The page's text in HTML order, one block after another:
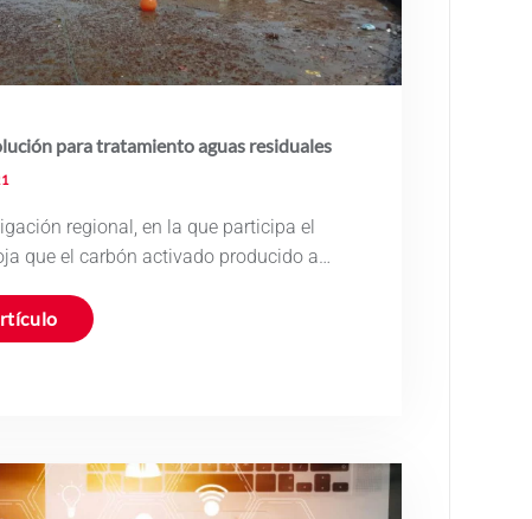
para tratamiento aguas residuales
regional, en la que participa el
que el carbón activado producido a…